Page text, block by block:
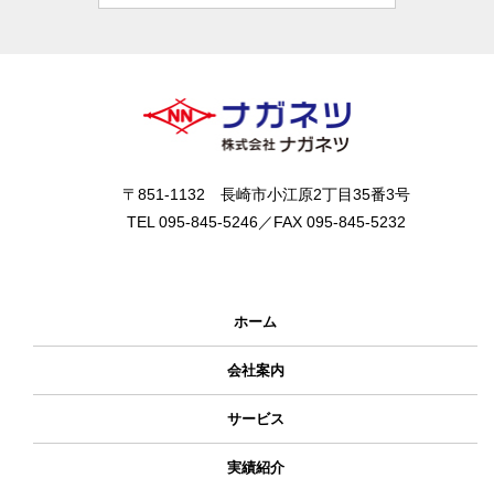
〒851-1132 長崎市小江原2丁目35番3号
TEL 095-845-5246／FAX 095-845-5232
ホーム
会社案内
サービス
実績紹介